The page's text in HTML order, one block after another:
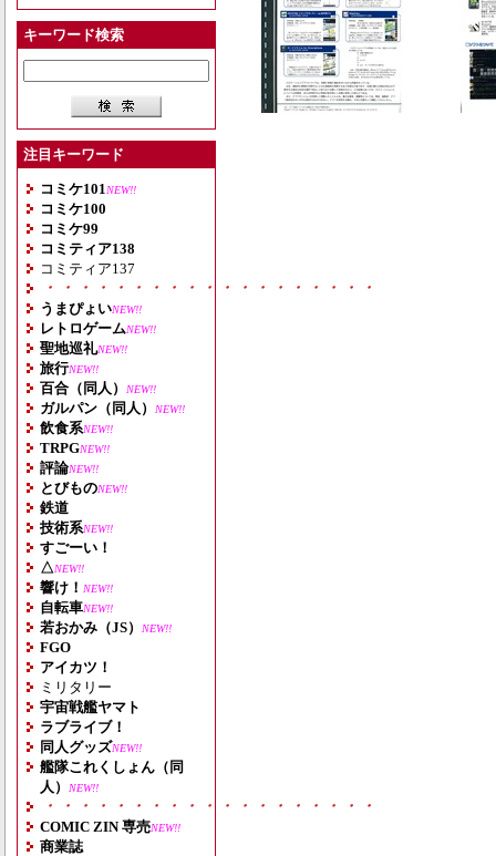
キーワード検索
注目キーワード
コミケ101 NEW!!
コミケ100
コミケ99
コミティア138
コミティア137
・・・・・・・・・・・・・・・・・・・
うまぴょいNEW!!
レトロゲームNEW!!
聖地巡礼NEW!!
旅行NEW!!
百合（同人） NEW!!
ガルパン（同人） NEW!!
飲食系NEW!!
TRPGNEW!!
評論NEW!!
とびものNEW!!
鉄道
技術系NEW!!
すごーい！
△NEW!!
響け！ NEW!!
自転車NEW!!
若おかみ（JS） NEW!!
FGO
アイカツ！
ミリタリー
宇宙戦艦ヤマト
ラブライブ！
同人グッズNEW!!
艦隊これくしょん（同
人）
NEW!!
・・・・・・・・・・・・・・・・・・・
COMIC ZIN 専売NEW!!
商業誌